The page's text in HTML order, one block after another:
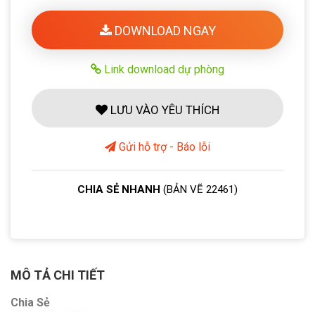
DOWNLOAD NGAY
Link download dự phòng
LƯU VÀO YÊU THÍCH
Gửi hỗ trợ - Báo lỗi
CHIA SẺ NHANH (BẢN VẼ 22461)
MÔ TẢ CHI TIẾT
Chia Sẻ